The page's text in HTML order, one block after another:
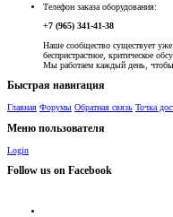
Телефон заказа оборудования:
+7 (965) 341-41-38
Наше сообщество существует
беспристрастное, критическое
Мы работаем каждый день,
Быстрая навигация
Главная Форумы Обратная связь Точка
Меню пользователя
Login
Follow us on Facebook